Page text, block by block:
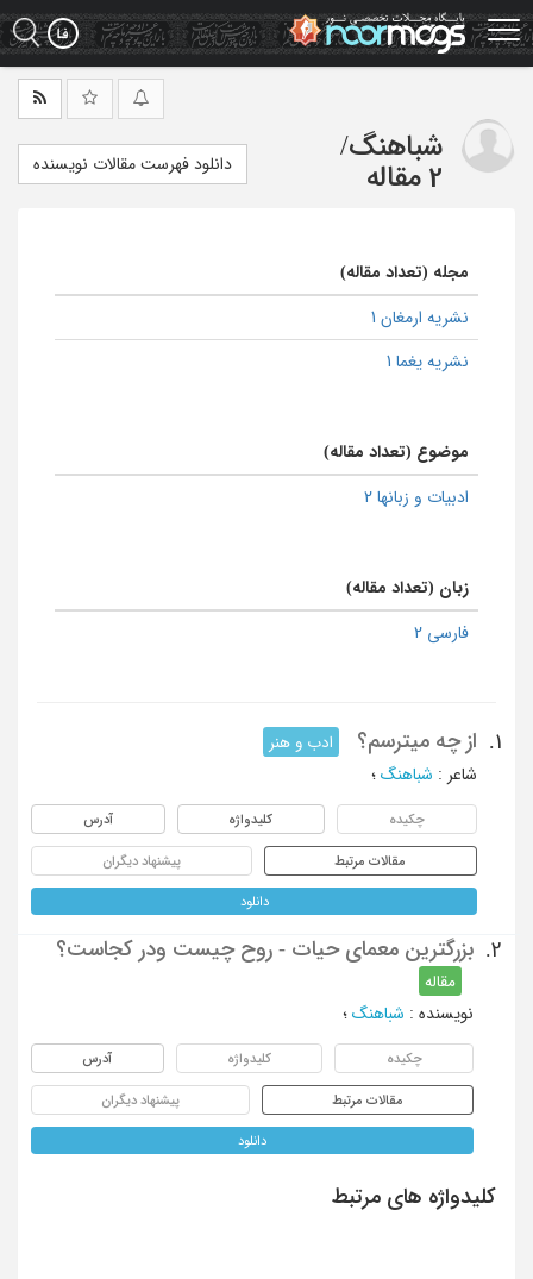
Skip
to
main
شباهنگ/
2 مقاله
دانلود فهرست مقالات نویسنده
مجله (تعداد مقاله)
نشریه ارمغان 1
نشریه یغما 1
موضوع (تعداد مقاله)
ادبیات و زبانها 2
زبان (تعداد مقاله)
فارسی 2
1. از چه میترسم؟
ادب و هنر
شاعر : شباهنگ ؛
چکیده کلیدواژه آدرس
مقالات مرتبط پیشنهاد دیگران
دانلود
2. بزرگترین معمای حیات - روح چیست ودر کجاست؟
مقاله
نویسنده : شباهنگ ؛
چکیده کلیدواژه آدرس
مقالات مرتبط پیشنهاد دیگران
دانلود
کلیدواژه های مرتبط